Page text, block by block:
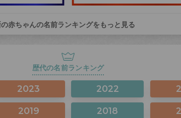
赤ちゃんの名前ランキングをもっと見る
歴代の名前ランキング
2023 2022
2019 2018